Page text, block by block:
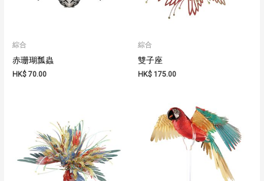
綜合
赤珊瑚瓢蟲
HK$ 70.00
綜合
雙子座
HK$ 175.00